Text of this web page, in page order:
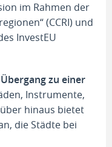
im Rahmen der
(CCRI) und
InvestEU
zu einer
Instrumente,
hinaus bietet
die Städte bei